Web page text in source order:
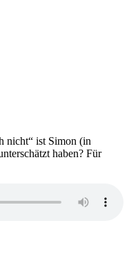
nicht“ ist Simon (in
haben? Für